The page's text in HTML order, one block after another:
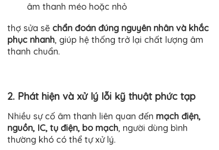
âm thanh méo hoặc nhỏ
thợ sửa sẽ chẩn đoán đúng nguyên nhân và khắc
phục nhanh, giúp hệ thống trở lại chất lượng âm
thanh chuẩn.
2. Phát hiện và xử lý lỗi kỹ thuật phức tạp
Nhiều sự cố âm thanh liên quan đến mạch điện,
nguồn, IC, tụ điện, bo mạch, người dùng bình
thường khó có thể tự xử lý.